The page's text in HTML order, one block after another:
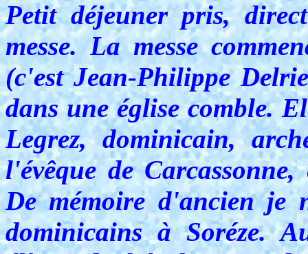
Petit déjeuner pris,
messe. La messe
(c'est Jean-Philippe
dans une église comble.
Legrez, dominicain,
l'évêque de
De mémoire d'ancien je
dominicains à Soréze.